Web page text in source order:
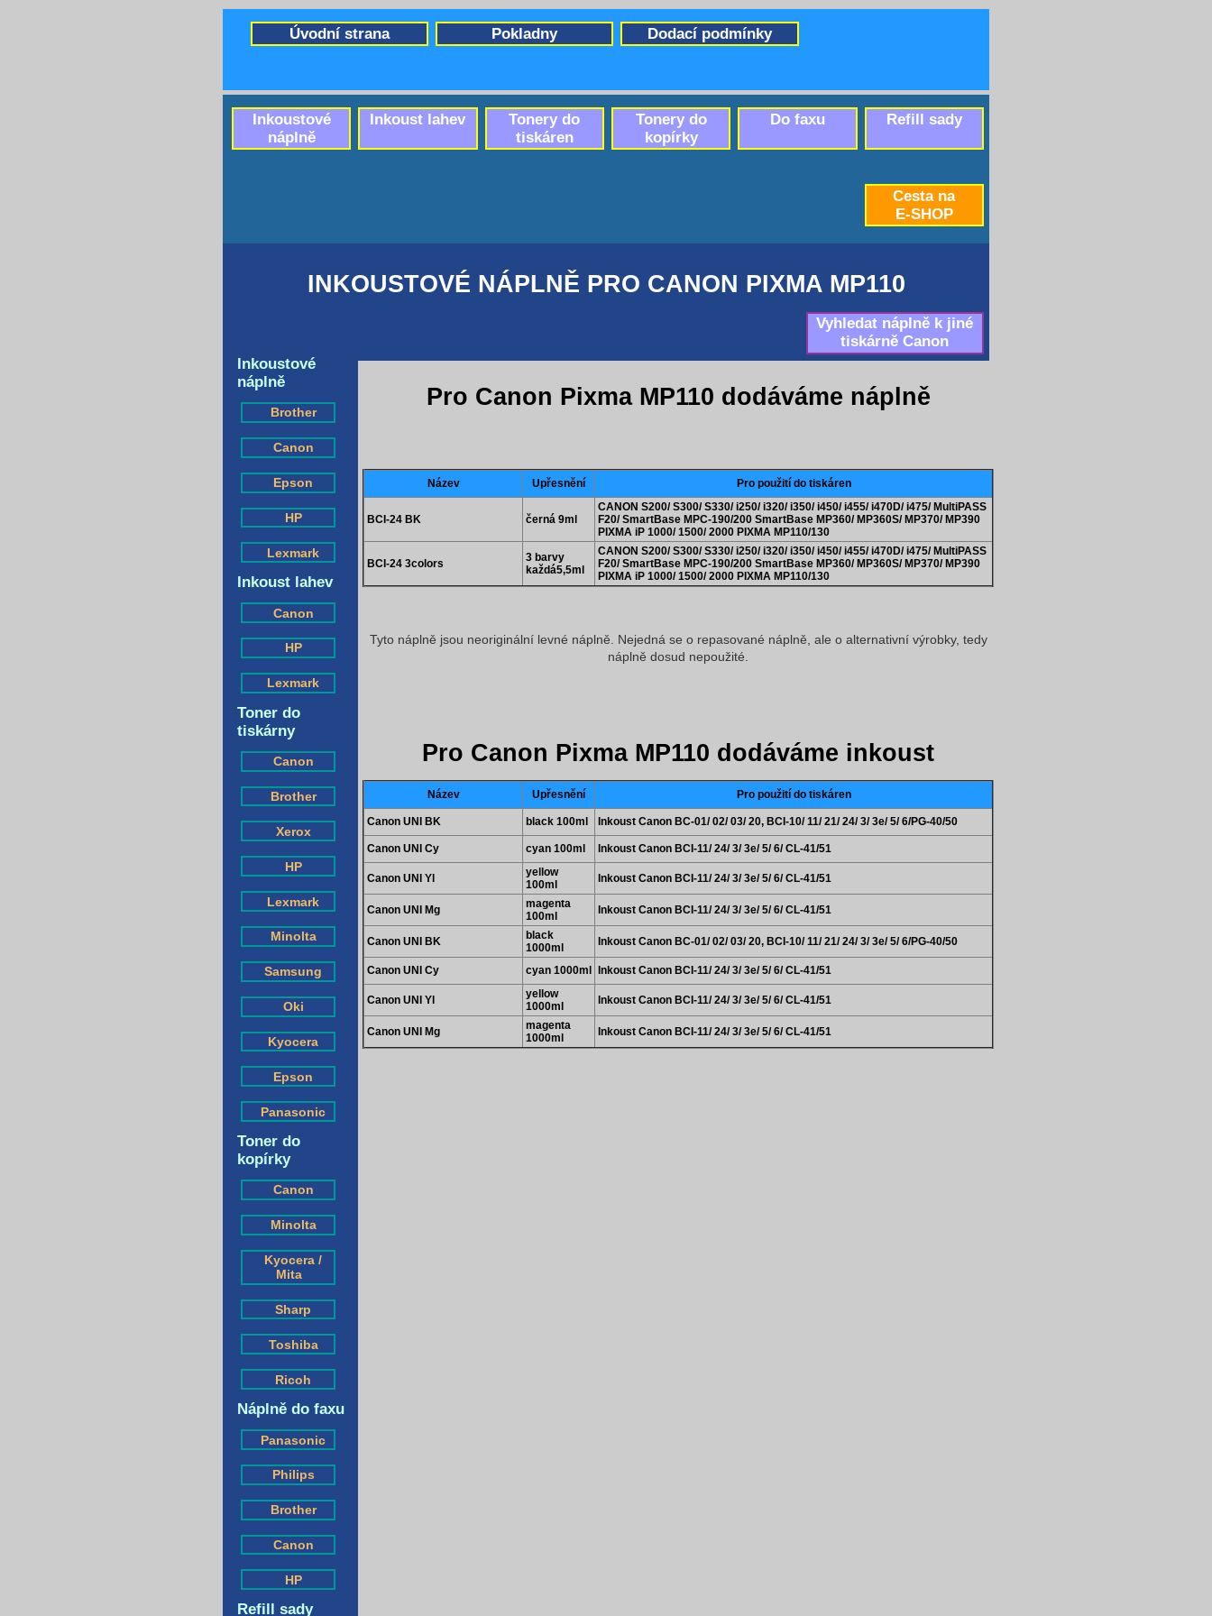
INKOUSTOVÉ NÁPLNĚ PRO CANON PIXMA MP110
Vyhledat náplně k jiné
tiskárně Canon
Pro Canon Pixma MP110 dodáváme náplně
Cesta na
E-SHOP
Inkoustové
náplně
Brother
Canon
Epson
HP
Lexmark
Inkoust lahev
Canon
HP
Lexmark
Toner do
tiskárny
Canon
Brother
Xerox
HP
Lexmark
Minolta
Samsung
Oki
Kyocera
Epson
Panasonic
Toner do
kopírky
Canon
Minolta
Kyocera /
Mita
Sharp
Toshiba
Ricoh
Náplně do faxu
Panasonic
Philips
Brother
Canon
HP
Refill sady
Název Upřesnění Pro použití do tiskáren
BCI-24 BK černá 9ml
CANON S200/ S300/ S330/ i250/ i320/ i350/ i450/ i455/ i470D/ i475/ MultiPASS
F20/ SmartBase MPC-190/200 SmartBase MP360/ MP360S/ MP370/ MP390
PIXMA iP 1000/ 1500/ 2000 PIXMA MP110/130
BCI-24 3colors
3 barvy
každá5,5ml
CANON S200/ S300/ S330/ i250/ i320/ i350/ i450/ i455/ i470D/ i475/ MultiPASS
F20/ SmartBase MPC-190/200 SmartBase MP360/ MP360S/ MP370/ MP390
PIXMA iP 1000/ 1500/ 2000 PIXMA MP110/130
Tyto náplně jsou neoriginální levné náplně. Nejedná se o repasované náplně, ale o alternativní výrobky, tedy
náplně dosud nepoužité.
Pro Canon Pixma MP110 dodáváme inkoust
Název Upřesnění Pro použití do tiskáren
Canon UNI BK black 100ml Inkoust Canon BC-01/ 02/ 03/ 20, BCI-10/ 11/ 21/ 24/ 3/ 3e/ 5/ 6/PG-40/50
Canon UNI Cy cyan 100ml Inkoust Canon BCI-11/ 24/ 3/ 3e/ 5/ 6/ CL-41/51
Canon UNI Yl
yellow
100ml
Inkoust Canon BCI-11/ 24/ 3/ 3e/ 5/ 6/ CL-41/51
Canon UNI Mg
magenta
100ml
Inkoust Canon BCI-11/ 24/ 3/ 3e/ 5/ 6/ CL-41/51
Canon UNI BK
black
1000ml
Inkoust Canon BC-01/ 02/ 03/ 20, BCI-10/ 11/ 21/ 24/ 3/ 3e/ 5/ 6/PG-40/50
Canon UNI Cy cyan 1000ml Inkoust Canon BCI-11/ 24/ 3/ 3e/ 5/ 6/ CL-41/51
Canon UNI Yl
yellow
1000ml
Inkoust Canon BCI-11/ 24/ 3/ 3e/ 5/ 6/ CL-41/51
Canon UNI Mg
magenta
1000ml
Inkoust Canon BCI-11/ 24/ 3/ 3e/ 5/ 6/ CL-41/51
Dodací podmínky
Pokladny
Úvodní strana
Refill sady
Do faxu
Tonery do
kopírky
Tonery do
tiskáren
Inkoust lahev
Inkoustové
náplně